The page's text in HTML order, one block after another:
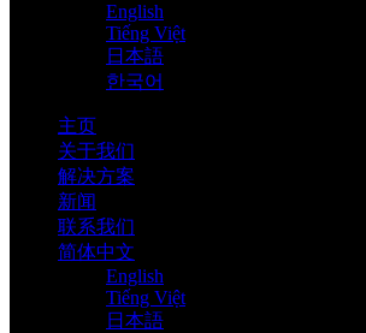
English
Tiếng Việt
日本語
한국어
主页
关于我们
解决方案
新闻
联系我们
简体中文
English
Tiếng Việt
日本語